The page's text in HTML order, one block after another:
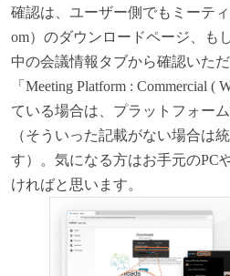
確認は、ユーザー側でもミーテ
om）のダウンロードページ、も
中の会議情報タブから確認いた
「Meeting Platform : Commercial (
ている場合は、プラットフォー
（そういった記載がない場合は
す）。気になる方はお手元のPC
ければと思います。